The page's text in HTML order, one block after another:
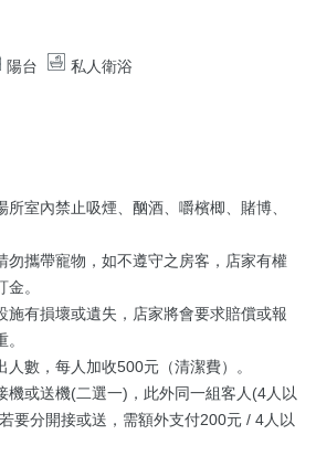
陽台
私人衛浴
所室內禁止吸煙、酗酒、嚼檳楖、賭博、
勿攜帶寵物，如不遵守之房客，店家有權
。
施有損壞或遺失，店家將會要求賠償或報
數，每人加收500元（清潔費）。
機或送機(二選一)，此外同一組客人(4人以
要分開接或送，需額外支付200元 / 4人以